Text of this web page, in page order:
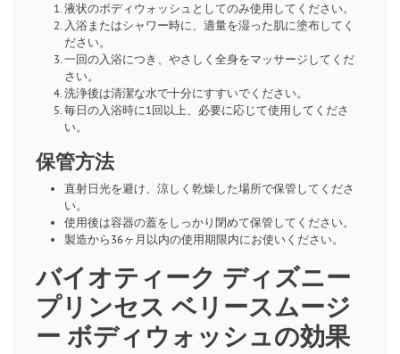
液状のボディウォッシュとしてのみ使用してください。
入浴またはシャワー時に、適量を湿った肌に塗布してく
ださい。
一回の入浴につき、やさしく全身をマッサージしてくだ
さい。
洗浄後は清潔な水で十分にすすいでください。
毎日の入浴時に1回以上、必要に応じて使用してくださ
い。
保管方法
直射日光を避け、涼しく乾燥した場所で保管してくださ
い。
使用後は容器の蓋をしっかり閉めて保管してください。
製造から36ヶ月以内の使用期限内にお使いください。
バイオティーク ディズニー
プリンセス ベリースムージ
ー ボディウォッシュの効果